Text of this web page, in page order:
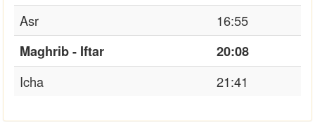
Asr
16:55
Maghrib - Iftar
20:08
Icha
21:41